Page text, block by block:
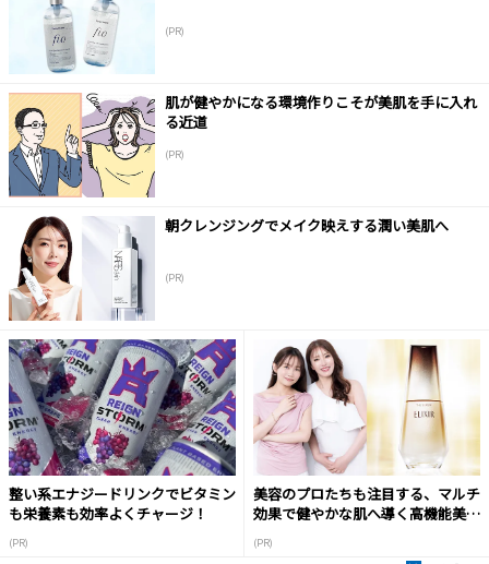
(PR)
肌が健やかになる環境作りこそが美肌を手に入れ
る近道
(PR)
朝クレンジングでメイク映えする潤い美肌へ
(PR)
整い系エナジードリンクでビタミン
も栄養素も効率よくチャージ！
(PR)
美容のプロたちも注目する、マルチ
効果で健やかな肌へ導く高機能美容
(PR)